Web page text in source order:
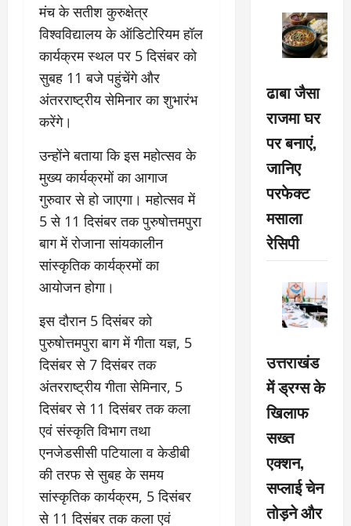
मंच के सतीश कुरुक्षेत्र
विश्वविद्यालय के ऑडिटोरियम हॉल
कार्यक्रम स्थल पर 5 दिसंबर को
सुबह 11 बजे पहुंचेंगे और
अंतरराष्ट्रीय सेमिनार का शुभारंभ
करेंगे।
उन्होंने बताया कि इस महोत्सव के
मुख्य कार्यक्रमों का आगाज
गुरुवार से हो जाएगा। महोत्सव में
5 से 11 दिसंबर तक पुरुषोत्तमपुरा
बाग में रोजाना सांयकालीन
सांस्कृतिक कार्यक्रमों का
आयोजन होगा।
इस दौरान 5 दिसंबर को
पुरुषोत्तमपुरा बाग में गीता यज्ञ, 5
दिसंबर से 7 दिसंबर तक
अंतरराष्ट्रीय गीता सेमिनार, 5
दिसंबर से 11 दिसंबर तक कला
एवं संस्कृति विभाग तथा
एनजेडसीसी पटियाला व केडीबी
की तरफ से सुबह के समय
सांस्कृतिक कार्यक्रम, 5 दिसंबर
से 11 दिसंबर तक कला एवं
ढाबा जैसा
राजमा घर
पर बनाएं,
जानिए
परफेक्ट
मसाला
रेसिपी
उत्तराखंड
में ड्रग्स के
खिलाफ
सख्त
एक्शन,
सप्लाई चेन
तोड़ने और